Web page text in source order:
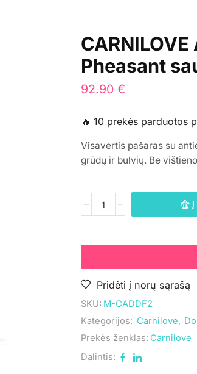
Pheasant
92.90 €
🔥 10 prekės parduotos
Visavertis pašaras su
grūdų ir bulvių. Be
Į
Pridėti į norų sąrašą
SKU: M-CADDF2
Kategorijos: Carnilove,
Prekės ženklas: Carnilove
Dalintis: